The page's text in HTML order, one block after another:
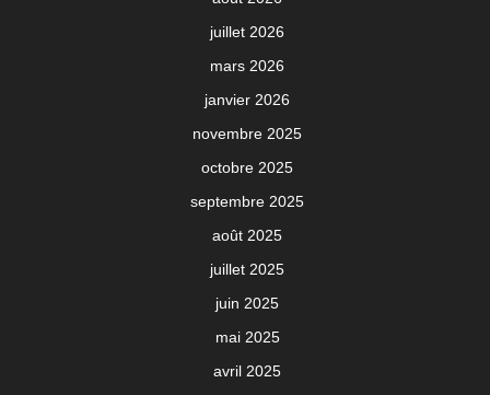
juillet 2026
mars 2026
janvier 2026
novembre 2025
octobre 2025
septembre 2025
août 2025
juillet 2025
juin 2025
mai 2025
avril 2025